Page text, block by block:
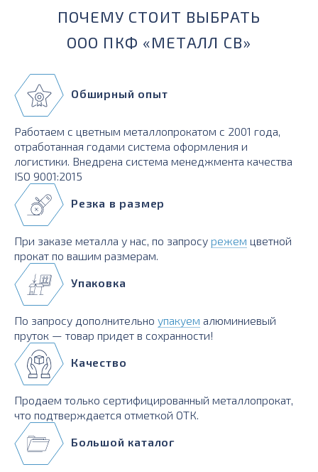
ПОЧЕМУ СТОИТ ВЫБРАТЬ
ООО ПКФ «МЕТАЛЛ СВ»
Обширный опыт
Работаем с цветным металлопрокатом с 2001 года,
отработанная годами система оформления и
логистики. Внедрена система менеджмента качества
ISO 9001:2015
Резка в размер
При заказе металла у нас, по запросу режем цветной
прокат по вашим размерам.
Упаковка
По запросу дополнительно упакуем алюминиевый
пруток — товар придет в сохранности!
Качество
Продаем только сертифицированный металлопрокат,
что подтверждается отметкой ОТК.
Большой каталог